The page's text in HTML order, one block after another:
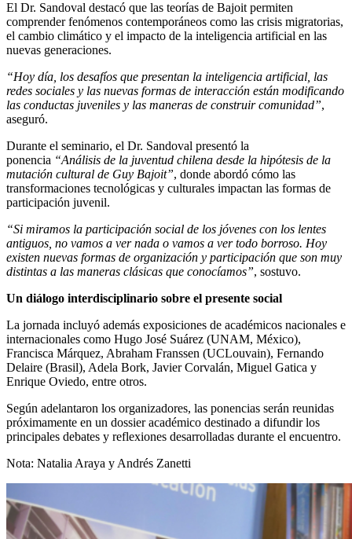
El Dr. Sandoval destacó que las teorías de Bajoit permiten
comprender fenómenos contemporáneos como las crisis migratorias,
el cambio climático y el impacto de la inteligencia artificial en las
nuevas generaciones.
“Hoy día, los desafíos que presentan la inteligencia artificial, las
redes sociales y las nuevas formas de interacción están modificando
las conductas juveniles y las maneras de construir comunidad”,
aseguró.
Durante el seminario, el Dr. Sandoval presentó la
ponencia “Análisis de la juventud chilena desde la hipótesis de la
mutación cultural de Guy Bajoit”, donde abordó cómo las
transformaciones tecnológicas y culturales impactan las formas de
participación juvenil.
“Si miramos la participación social de los jóvenes con los lentes
antiguos, no vamos a ver nada o vamos a ver todo borroso. Hoy
existen nuevas formas de organización y participación que son muy
distintas a las maneras clásicas que conocíamos”, sostuvo.
Un diálogo interdisciplinario sobre el presente social
La jornada incluyó además exposiciones de académicos nacionales e
internacionales como Hugo José Suárez (UNAM, México),
Francisca Márquez, Abraham Franssen (UCLouvain), Fernando
Delaire (Brasil), Adela Bork, Javier Corvalán, Miguel Gatica y
Enrique Oviedo, entre otros.
Según adelantaron los organizadores, las ponencias serán reunidas
próximamente en un dossier académico destinado a difundir los
principales debates y reflexiones desarrolladas durante el encuentro.
Nota: Natalia Araya y Andrés Zanetti